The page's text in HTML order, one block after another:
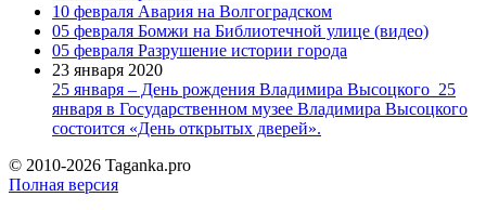
10 февраля Авария на Волгоградском
05 февраля Бомжи на Библиотечной улице (видео)
05 февраля Разрушение истории города
23 января 2020
25 января – День рождения Владимира Высоцкого 25
января в Государственном музее Владимира Высоцкого
состоится «День открытых дверей».
© 2010-2026 Taganka.pro
Полная версия